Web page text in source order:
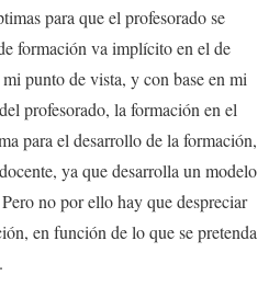
para que el profesorado se
formación va implícito en el de
punto de vista, y con base en mi
profesorado, la formación en el
para el desarrollo de la formación,
ya que desarrolla un modelo
no por ello hay que despreciar
en función de lo que se pretenda